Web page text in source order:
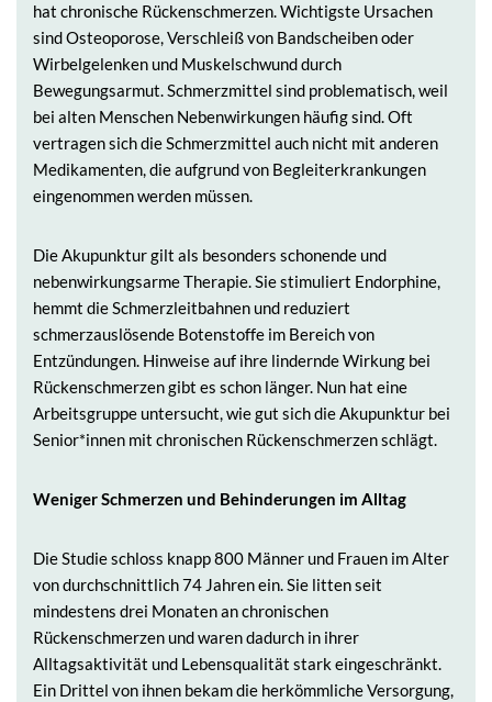
hat chronische Rückenschmerzen. Wichtigste Ursachen
sind Osteoporose, Verschleiß von Bandscheiben oder
Wirbelgelenken und Muskelschwund durch
Bewegungsarmut. Schmerzmittel sind problematisch, weil
bei alten Menschen Nebenwirkungen häufig sind. Oft
vertragen sich die Schmerzmittel auch nicht mit anderen
Medikamenten, die aufgrund von Begleiterkrankungen
eingenommen werden müssen.
Die Akupunktur gilt als besonders schonende und
nebenwirkungsarme Therapie. Sie stimuliert Endorphine,
hemmt die Schmerzleitbahnen und reduziert
schmerzauslösende Botenstoffe im Bereich von
Entzündungen. Hinweise auf ihre lindernde Wirkung bei
Rückenschmerzen gibt es schon länger. Nun hat eine
Arbeitsgruppe untersucht, wie gut sich die Akupunktur bei
Senior*innen mit chronischen Rückenschmerzen schlägt.
Weniger Schmerzen und Behinderungen im Alltag
Die Studie schloss knapp 800 Männer und Frauen im Alter
von durchschnittlich 74 Jahren ein. Sie litten seit
mindestens drei Monaten an chronischen
Rückenschmerzen und waren dadurch in ihrer
Alltagsaktivität und Lebensqualität stark eingeschränkt.
Ein Drittel von ihnen bekam die herkömmliche Versorgung,